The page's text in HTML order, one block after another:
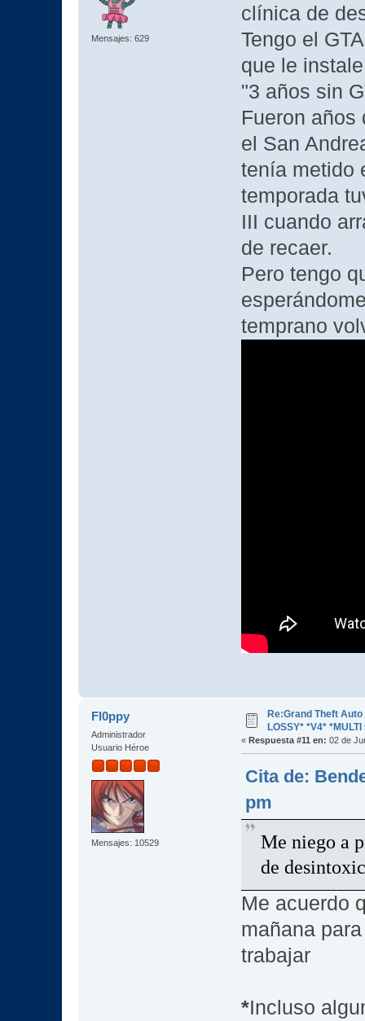
Mensajes: 629
clínica de
Tengo el
que le
"3 años sin
Fueron años
el San
tenía metido
temporada
III cuando
de recaer.
Pero tengo
temprano
Fl0ppy
Administrador
Usuario Héroe
Mensajes: 10529
Re:Grand Theft
LOSSY* *V4*
« Respuesta #11 en: 02 de
Cita de:
pm
Me niego a
de
Me acuerdo
mañana
trabajar
*Incluso